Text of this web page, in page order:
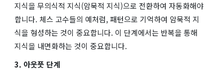
지식을 무의식적 지식(암묵적 지식)으로 전환하여 자동화해야
합니다. 체스 고수들의 예처럼, 패턴으로 기억하여 암묵적 지
식을 형성하는 것이 중요합니다. 이 단계에서는 반복을 통해
지식을 내면화하는 것이 중요합니다.
3. 아웃풋 단계